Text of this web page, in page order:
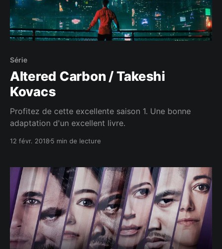
Série
Altered Carbon / Takeshi
Kovacs
Profitez de cette excellente saison 1. Une bonne
adaptation d'un excellent livre.
12 févr. 2018 5 min de lecture